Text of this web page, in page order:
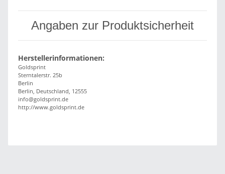
Angaben zur Produktsicherheit
Herstellerinformationen:
Goldsprint
Sterntalerstr. 25b
Berlin
Berlin, Deutschland, 12555
info@goldsprint.de
http://www.goldsprint.de